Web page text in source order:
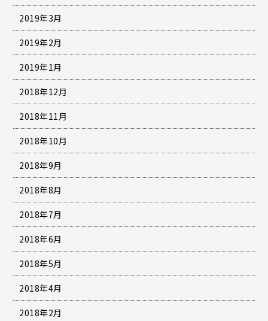
2019年3月
2019年2月
2019年1月
2018年12月
2018年11月
2018年10月
2018年9月
2018年8月
2018年7月
2018年6月
2018年5月
2018年4月
2018年2月